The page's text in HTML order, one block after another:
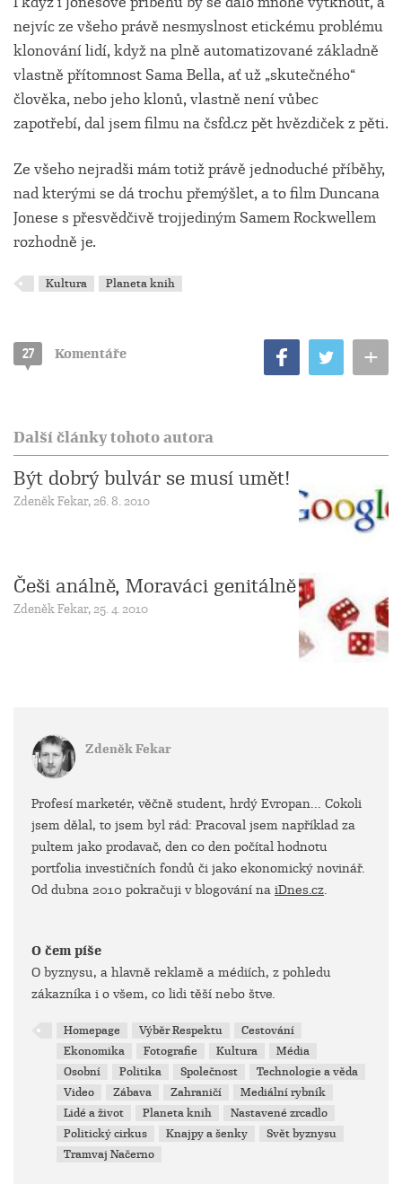
nejvíc ze všeho právě nesmyslnost etickému problému
klonování lidí, když na plně automatizované základně
vlastně přítomnost Sama Bella, ať už „skutečného“
člověka, nebo jeho klonů, vlastně není vůbec
zapotřebí, dal jsem filmu na čsfd.cz pět hvězdiček z pěti.
Ze všeho nejradši mám totiž právě jednoduché příběhy,
nad kterými se dá trochu přemýšlet, a to film Duncana
Jonese s přesvědčivě trojjediným Samem Rockwellem
rozhodně je.
Kultura Planeta knih
27 Komentáře +
Další články tohoto autora
Být dobrý bulvár se musí umět!
Zdeněk Fekar, 26. 8. 2010
Češi análně, Moraváci genitálně
Zdeněk Fekar, 25. 4. 2010
Zdeněk Fekar
Profesí marketér, věčně student, hrdý Evropan... Cokoli
jsem dělal, to jsem byl rád: Pracoval jsem například za
pultem jako prodavač, den co den počítal hodnotu
portfolia investičních fondů či jako ekonomický novinář.
Od dubna 2010 pokračuji v blogování na iDnes.cz.
O čem píše
O byznysu, a hlavně reklamě a médiích, z pohledu
zákazníka i o všem, co lidi těší nebo štve.
Homepage Výběr Respektu
Cestování
Ekonomika
Fotografie Kultura
Média
Osobní
Politika Společnost
Technologie a věda
Video
Zábava Zahraničí
Mediální rybník
Lidé a život
Planeta knih
Nastavené zrcadlo
Politický cirkus
Knajpy a šenky
Svět byznysu
Tramvaj Načerno